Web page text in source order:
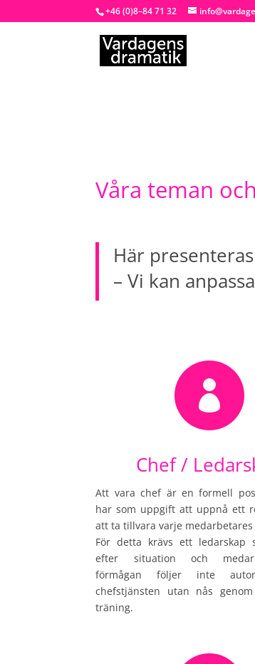
+46 (0)8–84 71 32
Våra teman
Här
– Vi kan

Chef /
Att vara chef är en formell
har som uppgift att uppnå ett
att ta tillvara varje medarbetares
För detta krävs ett ledarskap
efter situation och
förmågan följer inte
chefstjänsten utan nås
träning.